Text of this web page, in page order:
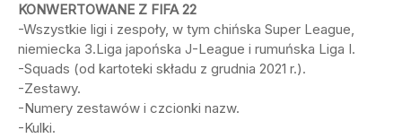
KONWERTOWANE Z FIFA 22
-Wszystkie ligi i zespoły, w tym chińska Super League,
niemiecka 3.Liga japońska J-League i rumuńska Liga I.
-Squads (od kartoteki składu z grudnia 2021 r.).
-Zestawy.
-Numery zestawów i czcionki nazw.
-Kulki.